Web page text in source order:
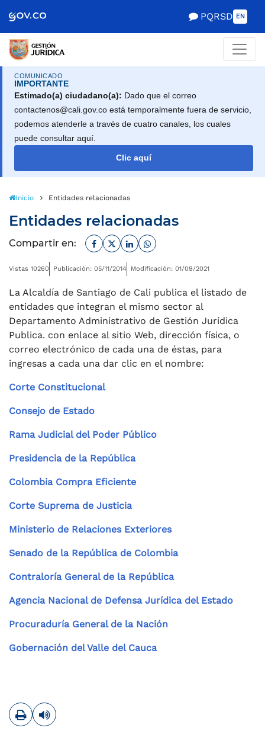
de Gobierno
PQRSD EN
COMUNICADO
IMPORTANTE
Estimado(a) ciudadano(a): Dado que el correo
contactenos@cali.gov.co está temporalmente fuera de servicio,
podemos atenderle a través de cuatro canales, los cuales
puede consultar aquí.
Clic aquí
Inicio Entidades relacionadas
Entidades relacionadas
Compartir en: Facebook
TwitterLinkedinWhatsapp
Vistas 10260 Publicación: 05/11/2014 Modificación: 01/09/2021
La Alcaldía de Santiago de Cali publica el listado de
entidades que integran el mismo sector al
Departamento Administrativo de Gestión Jurídica
Publica. con enlace al sitio Web, dirección física, o
correo electrónico de cada una de éstas, para
ingresas a cada una dar clic en el nombre:
Corte Constitucional
Consejo de Estado
Rama Judicial del Poder Público
Presidencia de la República
Colombia Compra Eficiente
Corte Suprema de Justicia
Ministerio de Relaciones Exteriores
Senado de la República de Colombia
Contraloría General de la República
Agencia Nacional de Defensa Jurídica del Estado
Procuraduría General de la Nación
Gobernación del Valle del Cauca
ImprimirLeer contenido